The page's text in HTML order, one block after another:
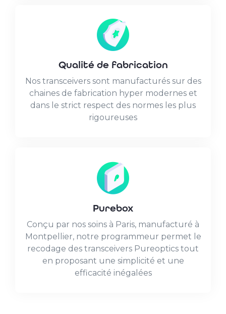
Qualité de fabrication
Nos transceivers sont manufacturés sur des
chaines de fabrication hyper modernes et
dans le strict respect des normes les plus
rigoureuses
Purebox
Conçu par nos soins à Paris, manufacturé à
Montpellier, notre programmeur permet le
recodage des transceivers Pureoptics tout
en proposant une simplicité et une
efficacité inégalées